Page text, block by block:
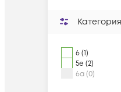
6 (1)
5e (2)
6a (0)